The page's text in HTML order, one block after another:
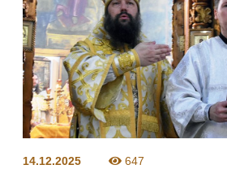
14.12.2025 647